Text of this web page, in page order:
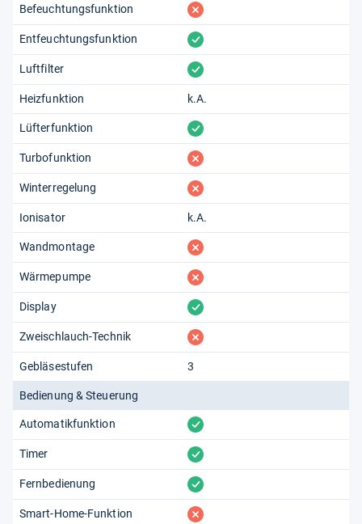
Befeuchtungsfunktion fehlt
Entfeuchtungsfunktion vorhanden
Luftfilter vorhanden
Heizfunktion k.A.
Lüfterfunktion vorhanden
Turbofunktion fehlt
Winterregelung fehlt
Ionisator k.A.
Wandmontage fehlt
Wärmepumpe fehlt
Display vorhanden
Zweischlauch-Technik fehlt
Gebläsestufen 3
Bedienung & Steuerung
Automatikfunktion vorhanden
Timer vorhanden
Fernbedienung vorhanden
Smart-Home-Funktion fehlt